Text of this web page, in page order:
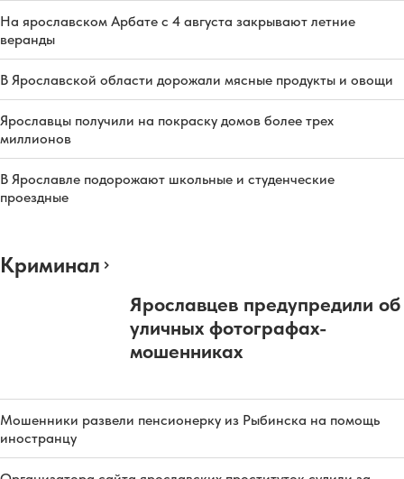
На ярославском Арбате с 4 августа закрывают летние
веранды
В Ярославской области дорожали мясные продукты и овощи
Ярославцы получили на покраску домов более трех
миллионов
В Ярославле подорожают школьные и студенческие
проездные
Криминал
Ярославцев предупредили об
уличных фотографах-
мошенниках
Мошенники развели пенсионерку из Рыбинска на помощь
иностранцу